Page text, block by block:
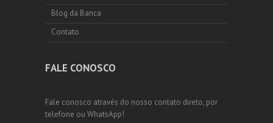
Blog da Banca
Contato
FALE CONOSCO
Fale conosco através do nosso contato direto, por
telefone ou WhatsApp!